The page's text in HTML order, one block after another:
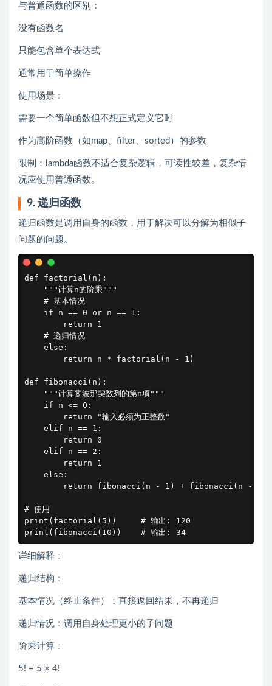
与普通函数的区别：
没有函数名
只能包含单个表达式
通常用于简单操作
使用场景：
需要一个简单函数但不想正式定义它时
作为高阶函数（如map、filter、sorted）的参数
限制：lambda函数不适合复杂逻辑，可读性较差，复杂情
况应使用普通函数。
9. 递归函数
递归函数是调用自身的函数，用于解决可以分解为相似子
问题的问题。
def factorial(n):
    """计算n的阶乘"""
    # 基本情况
    if n == 0 or n == 1:
        return 1
    # 递归情况
    else:
        return n * factorial(n - 1)
def fibonacci(n):
    """计算斐波那契数列的第n项"""
    if n <= 0:
        return "输入必须为正整数"
    elif n == 1:
        return 0
    elif n == 2:
        return 1
    else:
        return fibonacci(n - 1) + fibonacci(n - 2)
# 使用
print(factorial(5))     # 输出: 120
print(fibonacci(10))    # 输出: 34
详细解释：
递归结构：
基本情况（终止条件）：直接返回结果，不再递归
递归情况：调用自身处理更小的子问题
阶乘计算：
5! = 5 × 4!